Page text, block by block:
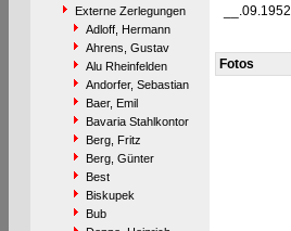
Externe Zerlegungen
Adloff, Hermann
Ahrens, Gustav
Alu Rheinfelden
Andorfer, Sebastian
Baer, Emil
Bavaria Stahlkontor
Berg, Fritz
Berg, Günter
Best
Biskupek
Bub
__.09.1952
Fotos